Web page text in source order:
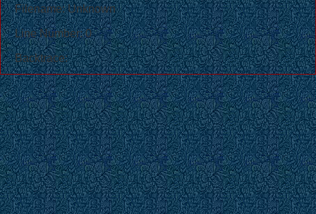
Filename: Unknown
Line Number: 0
Backtrace: